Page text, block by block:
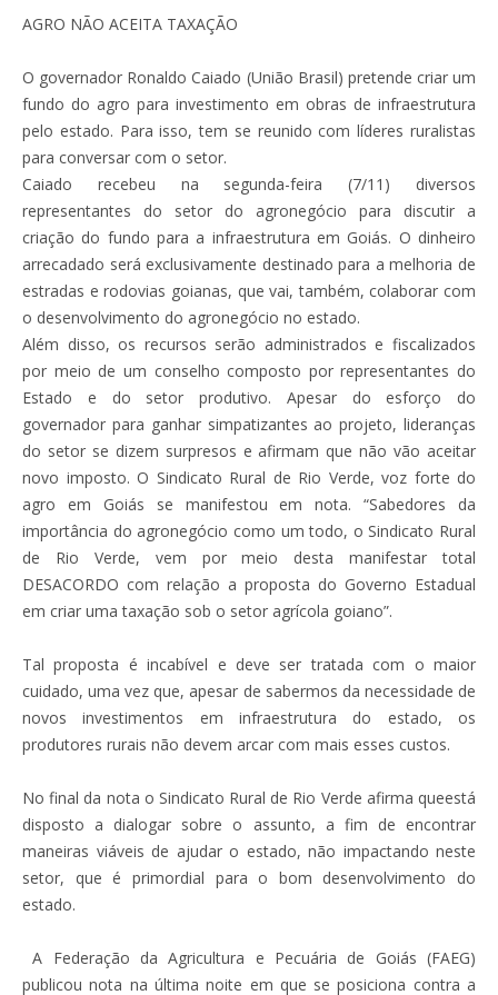
AGRO NÃO ACEITA TAXAÇÃO
O governador Ronaldo Caiado (União Brasil) pretende criar um
fundo do agro para investimento em obras de infraestrutura
pelo estado. Para isso, tem se reunido com líderes ruralistas
para conversar com o setor.
Caiado recebeu na segunda-feira (7/11) diversos
representantes do setor do agronegócio para discutir a
criação do fundo para a infraestrutura em Goiás. O dinheiro
arrecadado será exclusivamente destinado para a melhoria de
estradas e rodovias goianas, que vai, também, colaborar com
o desenvolvimento do agronegócio no estado.
Além disso, os recursos serão administrados e fiscalizados
por meio de um conselho composto por representantes do
Estado e do setor produtivo. Apesar do esforço do
governador para ganhar simpatizantes ao projeto, lideranças
do setor se dizem surpresos e afirmam que não vão aceitar
novo imposto. O Sindicato Rural de Rio Verde, voz forte do
agro em Goiás se manifestou em nota. “Sabedores da
importância do agronegócio como um todo, o Sindicato Rural
de Rio Verde, vem por meio desta manifestar total
DESACORDO com relação a proposta do Governo Estadual
em criar uma taxação sob o setor agrícola goiano”.
Tal proposta é incabível e deve ser tratada com o maior
cuidado, uma vez que, apesar de sabermos da necessidade de
novos investimentos em infraestrutura do estado, os
produtores rurais não devem arcar com mais esses custos.
No final da nota o Sindicato Rural de Rio Verde afirma queestá
disposto a dialogar sobre o assunto, a fim de encontrar
maneiras viáveis de ajudar o estado, não impactando neste
setor, que é primordial para o bom desenvolvimento do
estado.
A Federação da Agricultura e Pecuária de Goiás (FAEG)
publicou nota na última noite em que se posiciona contra a